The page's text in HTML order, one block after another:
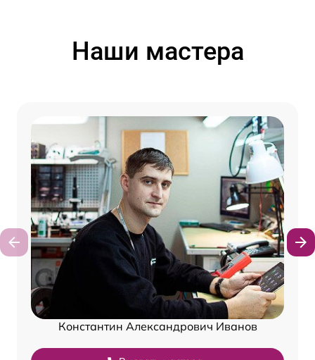
Наши мастера
Константин Александрович Иванов